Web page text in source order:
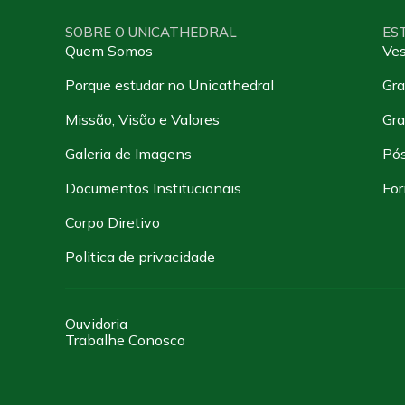
SOBRE O UNICATHEDRAL
Quem Somos
Porque estudar no Unicathedral
Missão, Visão e Valores
Galeria de Imagens
Documentos Institucionais
Corpo Diretivo
Politica de privacidade
Ouvidoria
Trabalhe Conosco